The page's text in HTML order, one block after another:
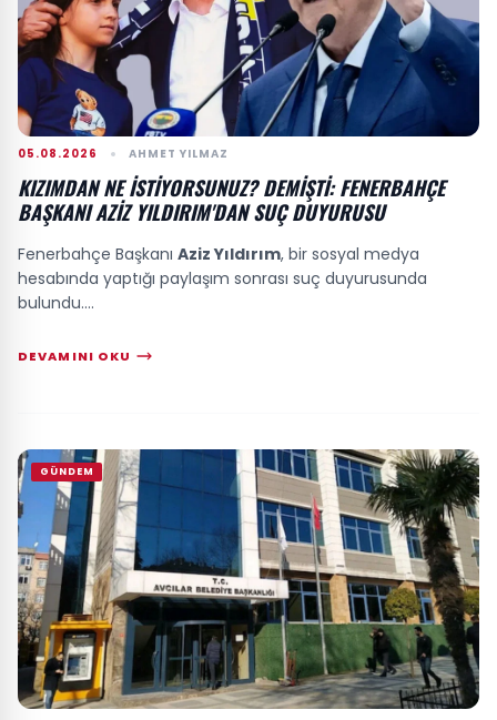
05.08.2026 AHMET YILMAZ
KIZIMDAN NE ISTIYORSUNUZ? DEMIŞTI: FENERBAHÇE
BAŞKANI AZIZ YILDIRIM'DAN SUÇ DUYURUSU
Fenerbahçe Başkanı Aziz Yıldırım, bir sosyal medya
hesabında yaptığı paylaşım sonrası suç duyurusunda
bulundu....
DEVAMINI OKU
GÜNDEM